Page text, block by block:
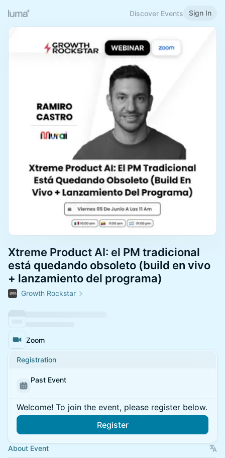
Discover Events Sign In
Xtreme Product AI: el PM tradicional
está quedando obsoleto (build en vivo
+ lanzamiento del programa)
Growth Rockstar
Zoom
Registration
Past Event
Welcome! To join the event, please register below.
Register
About Event